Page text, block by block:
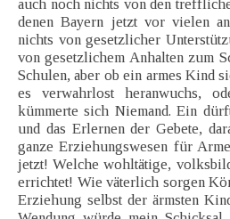
auch noch nichts von den
denen Bayern jetzt vor vielen
nichts von gesetzlicher
von gesetzlichem Anhalten zum
Schulen, aber ob ein armes Kind
es verwahrlost heranwuchs,
kümmerte sich Niemand. Ein
und das Erlernen der Gebete,
ganze Erziehungswesen für
jetzt! Welche wohltätige,
errichtet! Wie väterlich sorgen
Erziehung selbst der ärmsten